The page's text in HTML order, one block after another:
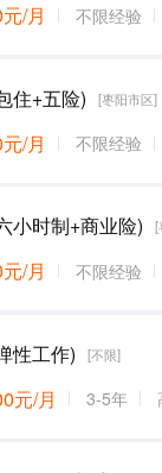
/月 不限经验
住+五险) [枣阳市区]
/月 不限经验
小时制+商业险) [
/月 不限经验
性工作) [不限]
元/月 3-5年